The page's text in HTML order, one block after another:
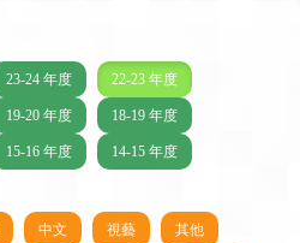
23-24 年度 22-23 年度
19-20 年度 18-19 年度
15-16 年度 14-15 年度
中文 視藝 其他